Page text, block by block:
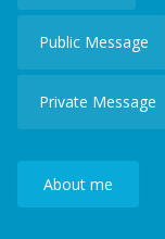
Public Message
Private Message
About me